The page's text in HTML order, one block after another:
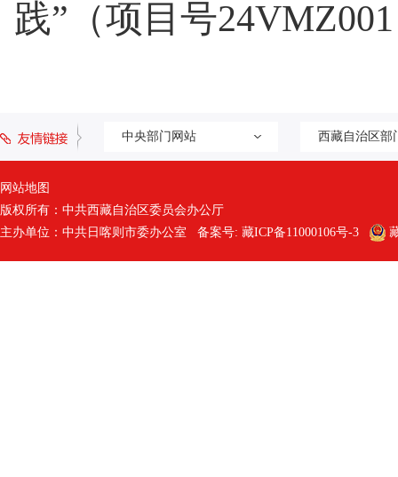
践”（项目号
中央部门网站 西藏自治区部
网站地图
版权所有：中共西藏自治区委员会办公厅
主办单位：中共日喀则市委办公室 备案号: 藏ICP备11000106号-3